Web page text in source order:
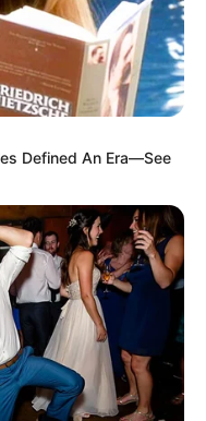
de algumas
atentos
quais as diferenças entre
Defined An Era—See